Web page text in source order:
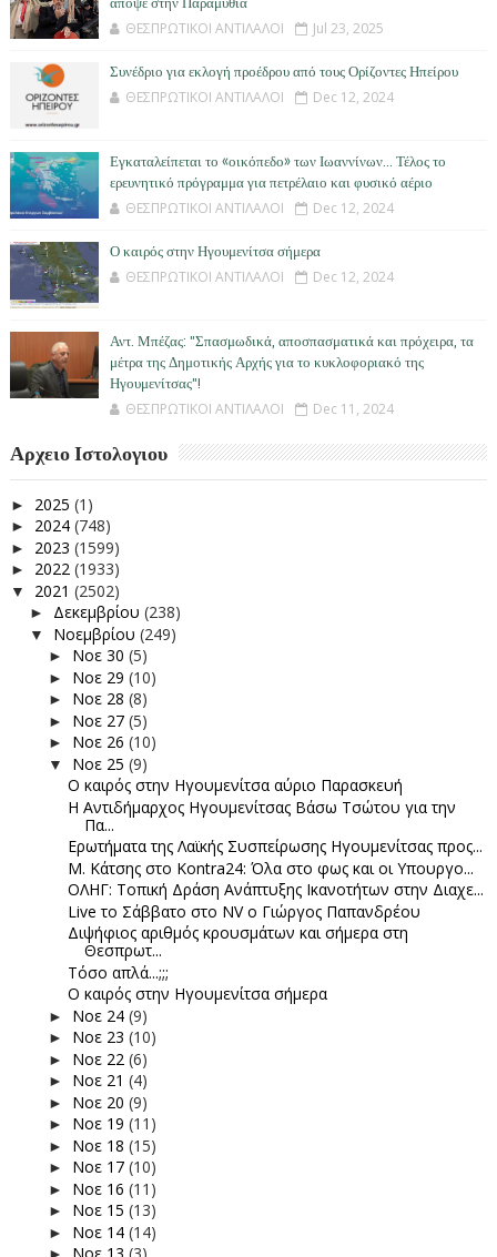
ΘΕΣΠΡΩΤΙΚΟΙ ΑΝΤΙΛΑΛΟΙ Jul 23, 2025
Συνέδριο για εκλογή προέδρου από τους Ορίζοντες Ηπείρου
ΘΕΣΠΡΩΤΙΚΟΙ ΑΝΤΙΛΑΛΟΙ Dec 12, 2024
Εγκαταλείπεται το «οικόπεδο» των Ιωαννίνων… Τέλος το
ερευνητικό πρόγραμμα για πετρέλαιο και φυσικό αέριο
ΘΕΣΠΡΩΤΙΚΟΙ ΑΝΤΙΛΑΛΟΙ Dec 12, 2024
Ο καιρός στην Ηγουμενίτσα σήμερα
ΘΕΣΠΡΩΤΙΚΟΙ ΑΝΤΙΛΑΛΟΙ Dec 12, 2024
Αντ. Μπέζας: "Σπασμωδικά, αποσπασματικά και πρόχειρα, τα
μέτρα της Δημοτικής Αρχής για το κυκλοφοριακό της
Ηγουμενίτσας"!
ΘΕΣΠΡΩΤΙΚΟΙ ΑΝΤΙΛΑΛΟΙ Dec 11, 2024
Αρχειο Ιστολογιου
► 2025 (1)
► 2024 (748)
► 2023 (1599)
► 2022 (1933)
▼ 2021 (2502)
► Δεκεμβρίου (238)
▼ Νοεμβρίου (249)
► Νοε 30 (5)
► Νοε 29 (10)
► Νοε 28 (8)
► Νοε 27 (5)
► Νοε 26 (10)
▼ Νοε 25 (9)
Ο καιρός στην Ηγουμενίτσα αύριο Παρασκευή
Η Αντιδήμαρχος Ηγουμενίτσας Βάσω Τσώτου για την
Πα...
Ερωτήματα της Λαϊκής Συσπείρωσης Ηγουμενίτσας προς...
Μ. Κάτσης στο Kontra24: Όλα στο φως και οι Υπουργο...
ΟΛΗΓ: Τοπική Δράση Ανάπτυξης Ικανοτήτων στην Διαχε...
Live το Σάββατο στο NV ο Γιώργος Παπανδρέου
Διψήφιος αριθμός κρουσμάτων και σήμερα στη
Θεσπρωτ...
Τόσο απλά...;;;
Ο καιρός στην Ηγουμενίτσα σήμερα
► Νοε 24 (9)
► Νοε 23 (10)
► Νοε 22 (6)
► Νοε 21 (4)
► Νοε 20 (9)
► Νοε 19 (11)
► Νοε 18 (15)
► Νοε 17 (10)
► Νοε 16 (11)
► Νοε 15 (13)
► Νοε 14 (14)